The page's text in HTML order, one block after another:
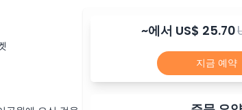
~에서 US$ 25.70
지금 예약